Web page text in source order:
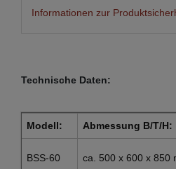
Informationen zur
Technische Daten:
Modell: Abmessung B/T/H:
BSS-60 ca. 500 x 600 x 850